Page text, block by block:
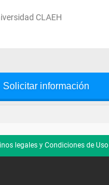
CLAEH
Solicitar información
legales y Condiciones de Uso